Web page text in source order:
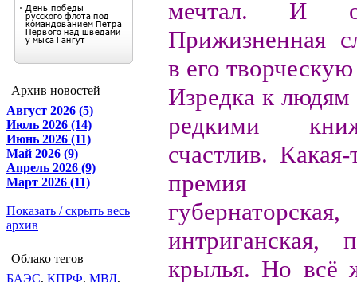
Архив новостей
Август 2026 (5)
Июль 2026 (14)
Июнь 2026 (11)
Май 2026 (9)
Апрель 2026 (9)
Март 2026 (11)
Показать / скрыть весь
архив
Облако тегов
БАЭС, КПРФ, МВД,
мечтал. И
Прижизненная
в его
Изредка к
редкими
счастлив.
премия
интриганская,
крылья. Но всё